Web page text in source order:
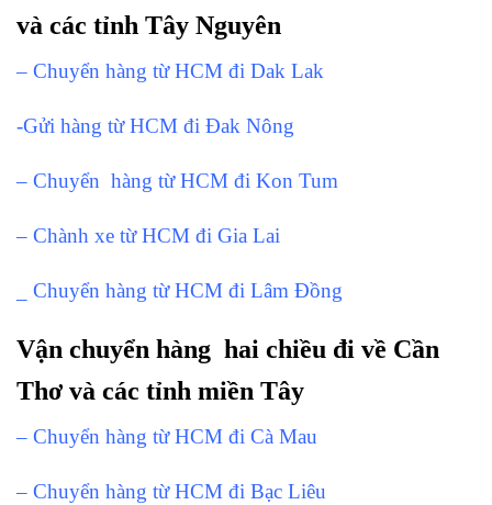
và các tỉnh Tây Nguyên
– Chuyển hàng từ HCM đi Dak Lak
-Gửi hàng từ HCM đi Đak Nông
– Chuyển hàng từ HCM đi Kon Tum
– Chành xe từ HCM đi Gia Lai
_ Chuyển hàng từ HCM đi Lâm Đồng
Vận chuyển hàng hai chiều đi về Cần
Thơ và các tỉnh miền Tây
– Chuyển hàng từ HCM đi Cà Mau
– Chuyển hàng từ HCM đi Bạc Liêu